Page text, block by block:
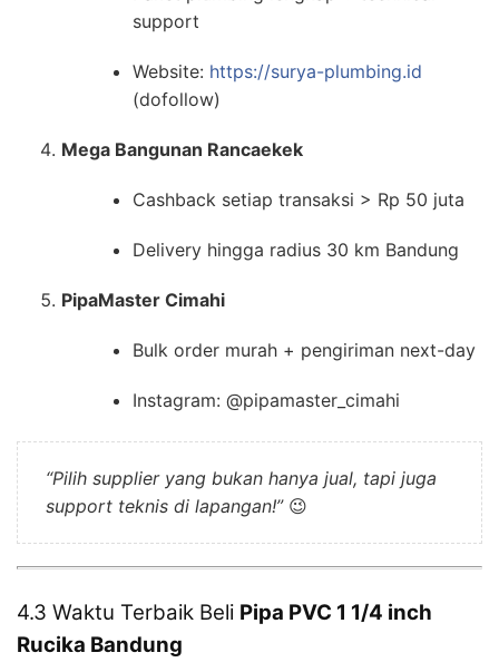
support
Website: https://surya-plumbing.id
(dofollow)
Mega Bangunan Rancaekek
Cashback setiap transaksi > Rp 50 juta
Delivery hingga radius 30 km Bandung
PipaMaster Cimahi
Bulk order murah + pengiriman next-day
Instagram: @pipamaster_cimahi
“Pilih supplier yang bukan hanya jual, tapi juga
support teknis di lapangan!”😉
4.3 Waktu Terbaik Beli Pipa PVC 1 1/4 inch
Rucika Bandung